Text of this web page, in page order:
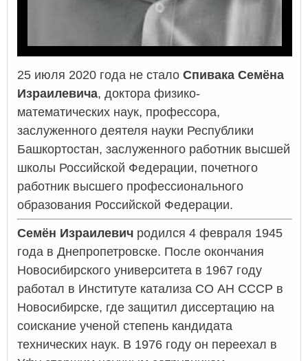
25 июля 2020 года не стало Спивака Семёна
Израилевича, доктора физико-
математических наук, профессора,
заслуженного деятеля науки Республики
Башкортостан, заслуженного работник высшей
школы Российской Федерации, почетного
работник высшего профессионального
образования Российской Федерации.
Семён Израилевич родился 4 февраля 1945
года в Днепропетровске. После окончания
Новосибирского университета в 1967 году
работал в Институте катализа СО АН СССР в
Новосибирске, где защитил диссертацию на
соискание ученой степень кандидата
технических наук. В 1976 году он переехал в